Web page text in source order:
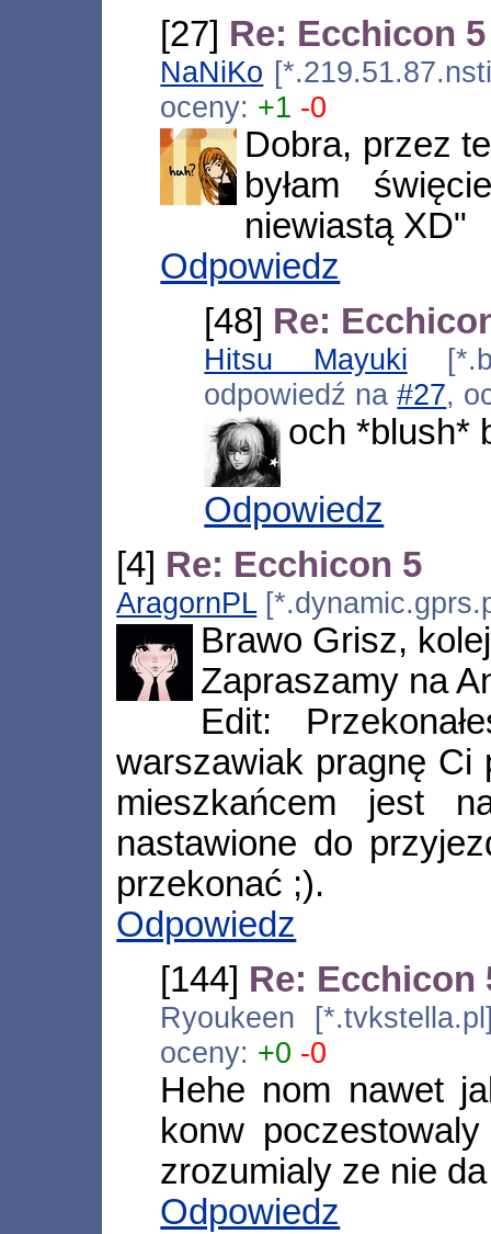
[27] Re: Ecchicon 5
NaNiKo
oceny: +1 -0
Dobra, przez
byłam
niewiastą XD"
Odpowiedz
[48] Re:
Hitsu Mayuki
odpowiedź na#27,
och *blush*
Odpowiedz
[4] Re: Ecchicon 5
AragornPL
Brawo Grisz,
Zapraszamy na
Edit:
warszawiak pragnę Ci
mieszkańcem jest
nastawione do
przekonać ;).
Odpowiedz
[144] Re: Ecchicon
Ryoukeen
oceny: +0 -0
Hehe nom nawet
konw
zrozumialy ze nie
Odpowiedz